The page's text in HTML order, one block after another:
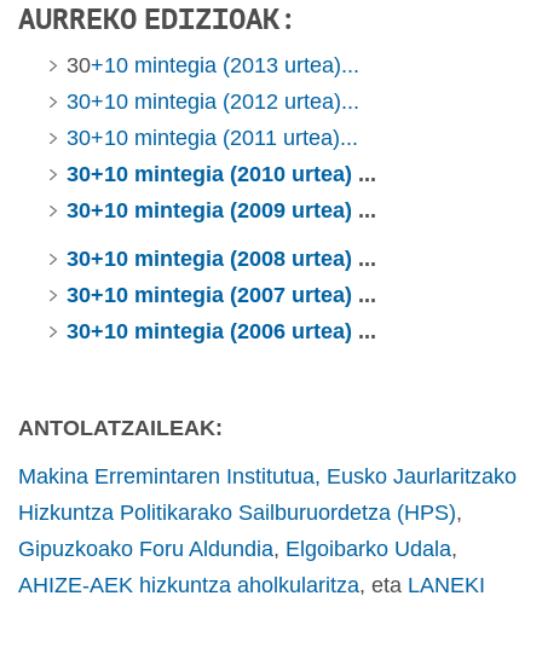
AURREKO EDIZIOAK:
30+10 mintegia (2013 urtea)...
30+10 mintegia (2012 urtea)...
30+10 mintegia (2011 urtea)...
30+10 mintegia (2010 urtea) ...
30+10 mintegia (2009 urtea) ...
30+10 mintegia (2008 urtea) ...
30+10 mintegia (2007 urtea) ...
30+10 mintegia (2006 urtea) ...
ANTOLATZAILEAK:
Makina Erremintaren Institutua, Eusko Jaurlaritzako
Hizkuntza Politikarako Sailburuordetza (HPS),
Gipuzkoako Foru Aldundia, Elgoibarko Udala,
AHIZE-AEK hizkuntza aholkularitza, eta LANEKI